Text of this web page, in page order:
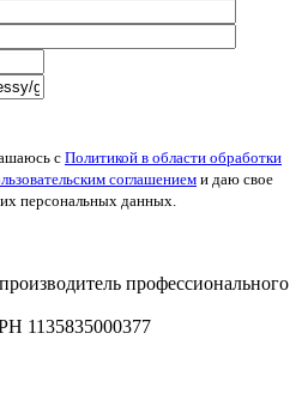
с Политикой в области обработки
соглашением и даю свое
персональных данных.
профессионального
1135835000377